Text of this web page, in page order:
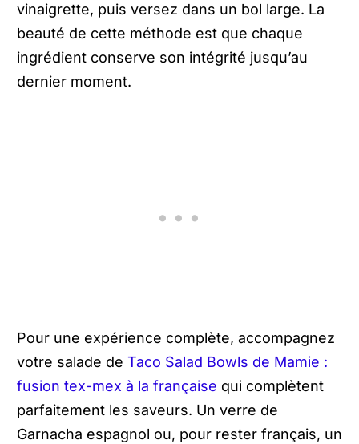
vinaigrette, puis versez dans un bol large. La
beauté de cette méthode est que chaque
ingrédient conserve son intégrité jusqu’au
dernier moment.
Pour une expérience complète, accompagnez
votre salade de Taco Salad Bowls de Mamie :
fusion tex-mex à la française qui complètent
parfaitement les saveurs. Un verre de
Garnacha espagnol ou, pour rester français, un